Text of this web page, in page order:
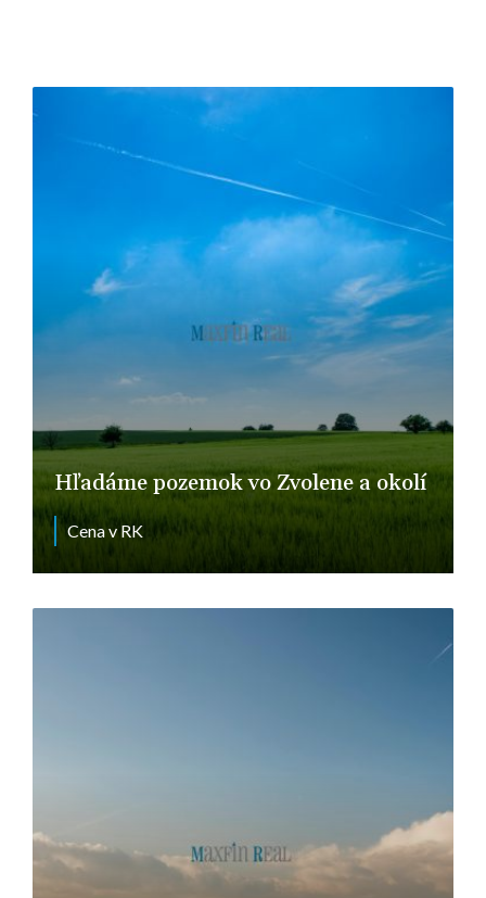
Hľadáme pozemok vo Zvolene a okolí
Cena v RK